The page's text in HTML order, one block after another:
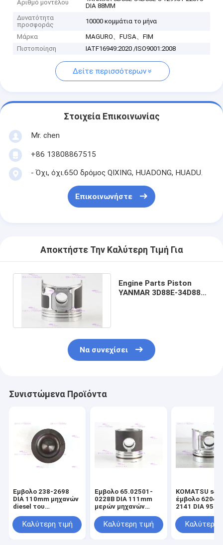
Αριθμό μοντέλου
DIA 88MM
Δυνατότητα
προσφοράς
10000 κομμάτια το μήνα
Μάρκα
MAGURO、FUSA、FIM
Πιστοποίηση
IATF16949:2020 /ISO9001:2008
Δείτε περισσότερων
Στοιχεία Επικοινωνίας
Mr. chen
+86 13808867515
- Όχι, όχι.65Ο δρόμος QIXING, HUADONG, HUADU.
Επικοινωνήστε
Αποκτήστε Την Καλύτερη Τιμή Για
Engine Parts Piston
YANMAR 3D88E-34D88E-
Να συνεχίσει
Συνιστώμενα Προϊόντα
Έμβολο 238-2698
DIA 110mm μηχανών
diesel του
Καλύτερη τιμή
Έμβολο 65.02501-
0228B DIA 111mm
μερών μηχανών
Καλύτερη τιμή
KOMATSU
έμβολο 6204-
2141 DIA
Καλύτερη